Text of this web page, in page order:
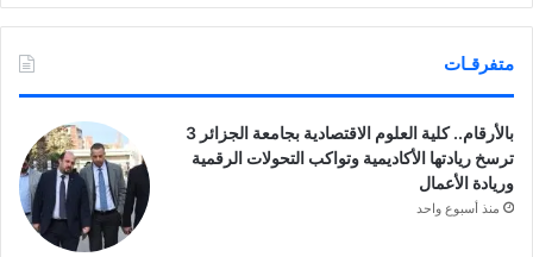
متفرقـات
بالأرقام.. كلية العلوم الاقتصادية بجامعة الجزائر 3
ترسخ ريادتها الأكاديمية وتواكب التحولات الرقمية
وريادة الأعمال
منذ أسبوع واحد